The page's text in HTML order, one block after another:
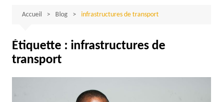
Accueil Blog infrastructures de transport
Étiquette : infrastructures de
transport